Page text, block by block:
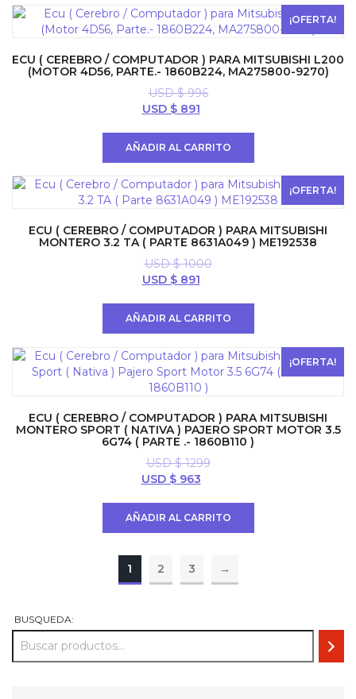
$ 600.
$ 500.
¡OFERTA!
ECU ( CEREBRO / COMPUTADOR ) PARA MITSUBISHI L200
(MOTOR 4D56, PARTE.- 1860B224, MA275800-9270)
USD $996
El
era:
$ 996.
USD $891El
es:
$ 891.
AÑADIR AL CARRITO
¡OFERTA!
ECU ( CEREBRO / COMPUTADOR ) PARA MITSUBISHI
MONTERO 3.2 TA ( PARTE 8631A049 ) ME192538
USD $1000
El
era:
$ 1000.
USD $891El
es:
$ 891.
AÑADIR AL CARRITO
¡OFERTA!
ECU ( CEREBRO / COMPUTADOR ) PARA MITSUBISHI
MONTERO SPORT ( NATIVA ) PAJERO SPORT MOTOR 3.5
6G74 ( PARTE .- 1860B110 )
USD $1299
El
era:
$ 1299.
USD $963El
es:
AÑADIR AL CARRITO
1 2 3 →
BUSQUEDA: